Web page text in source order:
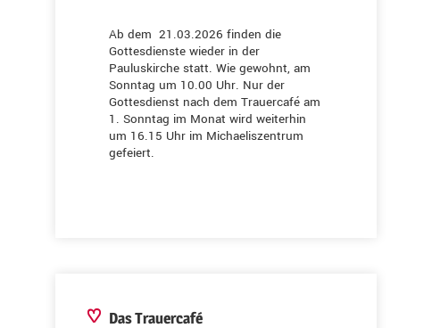
Ab dem 21.03.2026 finden die
Gottesdienste wieder in der
Pauluskirche statt. Wie gewohnt, am
Sonntag um 10.00 Uhr. Nur der
Gottesdienst nach dem Trauercafé am
1. Sonntag im Monat wird weiterhin
um 16.15 Uhr im Michaeliszentrum
gefeiert.
Das Trauercafé